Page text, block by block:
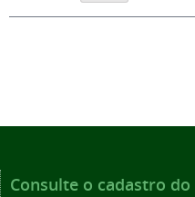
Consulte o cadastro do